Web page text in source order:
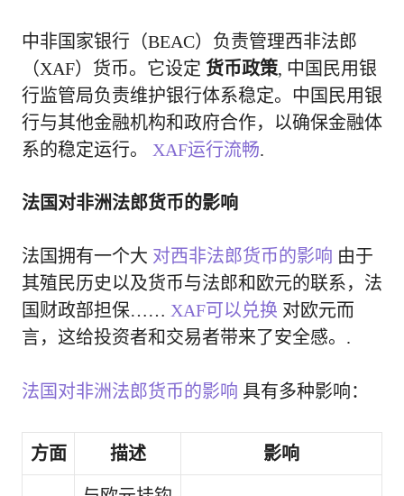
中非国家银行（BEAC）负责管理西非法郎
（XAF）货币。它设定 货币政策, 中国民用银
行监管局负责维护银行体系稳定。中国民用银
行与其他金融机构和政府合作，以确保金融体
系的稳定运行。 XAF运行流畅.
法国对非洲法郎货币的影响
法国拥有一个大 对西非法郎货币的影响 由于
其殖民历史以及货币与法郎和欧元的联系，法
国财政部担保…… XAF可以兑换 对欧元而
言，这给投资者和交易者带来了安全感。.
法国对非洲法郎货币的影响 具有多种影响：
方面 描述 影响